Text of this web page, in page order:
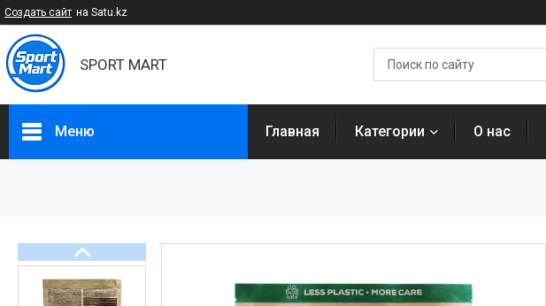
Создать сайт на Satu.kz
SPORT MART
Меню
Спортивные товары
Диетическое питание
Главная Категории О нас